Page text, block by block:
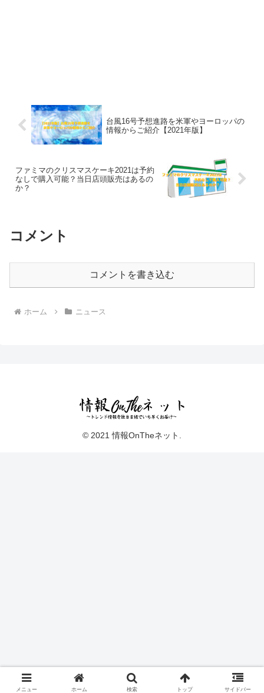
台風16号予想進路を米軍やヨーロッパの
情報からご紹介【2021年版】
ファミマのクリスマスケーキ2021は予約
なしで購入可能？当日店頭販売はあるの
か？
コメント
コメントを書き込む
ホーム ニュース
© 2021 情報OnTheネット.
メニュー ホーム 検索 トップ サイドバー